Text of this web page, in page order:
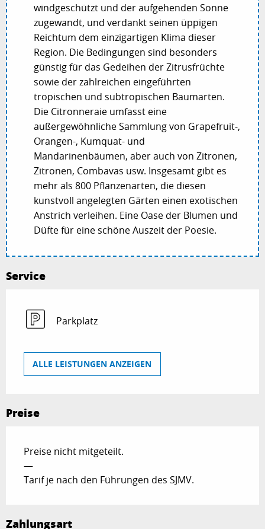
windgeschützt und der aufgehenden Sonne
zugewandt, und verdankt seinen üppigen
Reichtum dem einzigartigen Klima dieser
Region. Die Bedingungen sind besonders
günstig für das Gedeihen der Zitrusfrüchte
sowie der zahlreichen eingeführten
tropischen und subtropischen Baumarten.
Die Citronneraie umfasst eine
außergewöhnliche Sammlung von Grapefruit-,
Orangen-, Kumquat- und
Mandarinenbäumen, aber auch von Zitronen,
Zitronen, Combavas usw. Insgesamt gibt es
mehr als 800 Pflanzenarten, die diesen
kunstvoll angelegten Gärten einen exotischen
Anstrich verleihen. Eine Oase der Blumen und
Düfte für eine schöne Auszeit der Poesie.
Service
Parkplatz
ALLE LEISTUNGEN ANZEIGEN
Preise
Preise nicht mitgeteilt.
—
Tarif je nach den Führungen des SJMV.
Zahlungsart